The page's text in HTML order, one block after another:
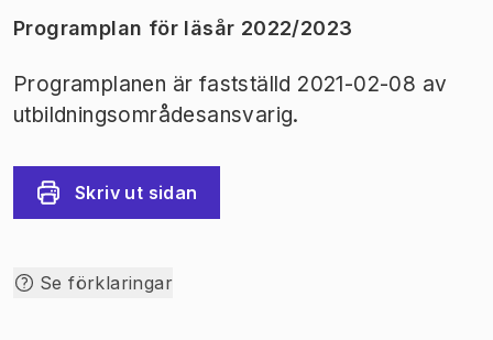
Programplan för läsår 2022/2023
Programplanen är fastställd 2021-02-08 av
utbildningsområdesansvarig.
Skriv ut sidan
Se förklaringar